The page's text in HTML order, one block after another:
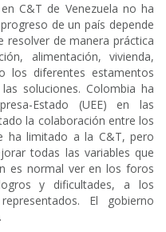
C&T de Venezuela no ha
de un país depende
resolver de manera práctica
alimentación, vivienda,
los diferentes estamentos
soluciones. Colombia ha
Estado (UEE) en las
la colaboración entre los
ha limitado a la C&T, pero
todas las variables que
es normal ver en los foros
y dificultades, a los
El gobierno